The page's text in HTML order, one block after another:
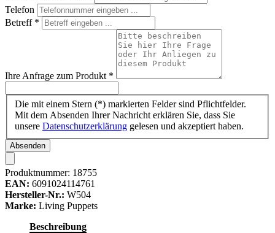
Telefon
Betreff *
Ihre Anfrage zum Produkt *
Die mit einem Stern (*) markierten Felder sind Pflichtfelder.
Mit dem Absenden Ihrer Nachricht erklären Sie, dass Sie
unsere Datenschutzerklärung gelesen und akzeptiert haben.
Absenden
Produktnummer: 18755
EAN: 6091024114761
Hersteller-Nr.: W504
Marke: Living Puppets
Beschreibung